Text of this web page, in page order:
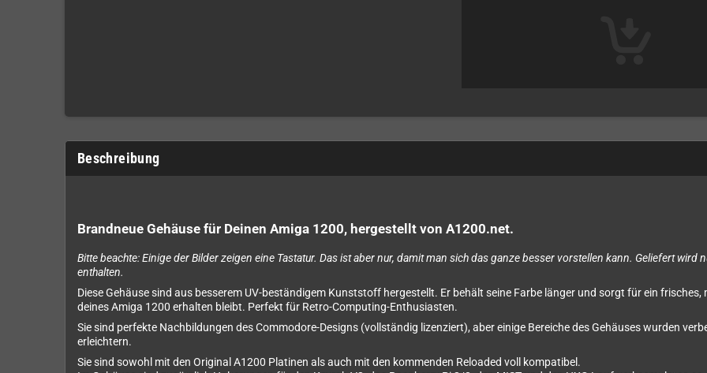
Beschreibung
Brandneue Gehäuse für Deinen Amiga 1200, hergestellt von A1200.net.
Bitte beachte: Einige der Bilder zeigen eine Tastatur. Das ist aber nur, damit man sich das ganze besser vorstellen kann. Geliefert wird
enthalten.
Diese Gehäuse sind aus besserem UV-beständigem Kunststoff hergestellt. Er behält seine Farbe länger und sorgt für ein
deines Amiga 1200 erhalten bleibt. Perfekt für Retro-Computing-Enthusiasten.
Sie sind perfekte Nachbildungen des Commodore-Designs (vollständig lizenziert), aber einige Bereiche des Gehäuses wurden
erleichtern.
Sie sind sowohl mit den Original A1200 Platinen als auch mit den kommenden Reloaded voll kompatibel.